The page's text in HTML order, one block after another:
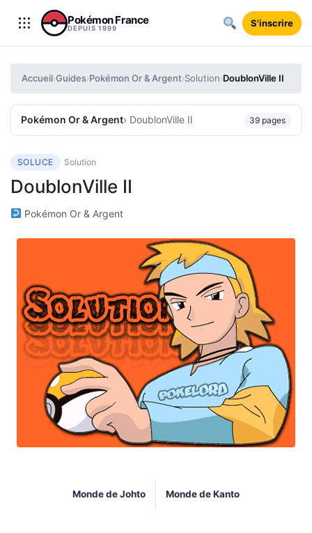
Aller au contenu
Pokémon France
DEPUIS 1999 S'inscrire
Accueil›Guides›Pokémon Or & Argent›Solution›DoublonVille II
Pokémon Or & Argent› DoublonVille II 39 pages
SOLUCE Solution
DoublonVille II
Pokémon Or & Argent
Monde de Johto Monde de Kanto